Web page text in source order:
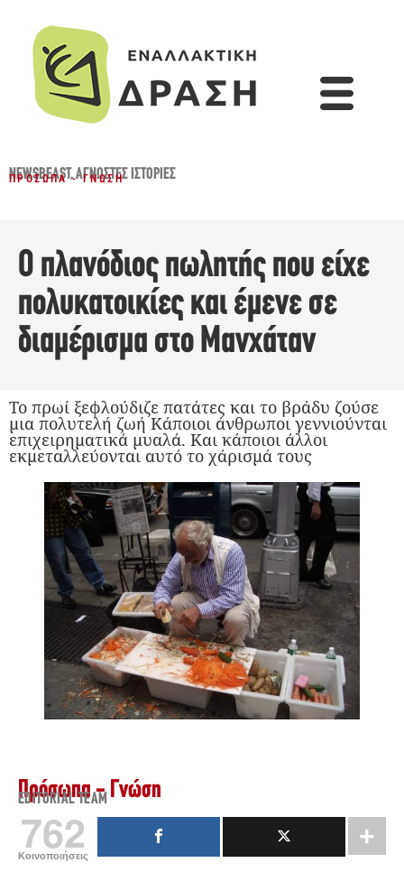
NEWSBEAST,ΆΓΝΩΣΤΕΣ ΙΣΤΟΡΊΕΣ
ΠΡΌΣΩΠΑ - ΓΝΏΣΗ
Ο πλανόδιος πωλητής που είχε
πολυκατοικίες και έμενε σε
διαμέρισμα στο Μανχάταν
Το πρωί ξεφλούδιζε πατάτες και το βράδυ ζούσε
μια πολυτελή ζωή Κάποιοι άνθρωποι γεννιούνται
επιχειρηματικά μυαλά. Και κάποιοι άλλοι
εκμεταλλεύονται αυτό το χάρισμά τους
Πρόσωπα - Γνώση
EDITORIAL TEAM
762
Κοινοποιήσεις